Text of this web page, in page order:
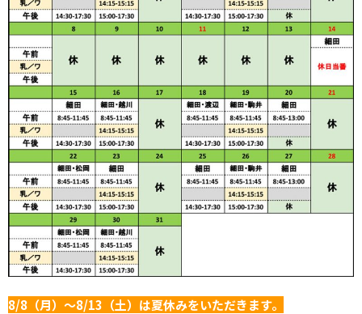
8/8（月）～8/13（土）は夏休みをいただきます。